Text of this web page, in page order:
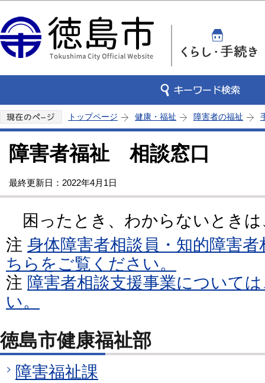
トップページ 健康・福祉 障害者の福祉
障害者福祉 相談窓口
最終更新日：2022年4月1日
困ったとき、わからないとき
注 身体障害者相談員・知的障害
ちらをご覧ください。
注 障害者相談支援事業について
い。
徳島市健康福祉部
障害福祉課